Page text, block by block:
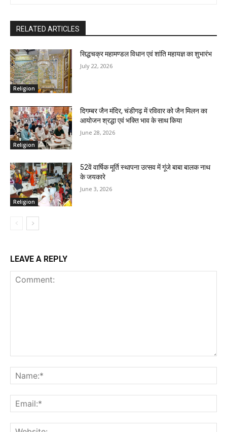
RELATED ARTICLES
Religion
सिद्धचक्र महामण्डल विधान एवं शांति महायज्ञ का शुभारंभ
July 22, 2026
Religion
दिगम्बर जैन मंदिर, चंडीगढ़ में रविवार को जैन मिलन का
आयोजन श्रद्धा एवं भक्ति भाव के साथ किया
June 28, 2026
Religion
52वें वार्षिक मूर्ति स्थापना उत्सव में गूंजे बाबा बालक नाथ
के जयकारे
June 3, 2026
LEAVE A REPLY